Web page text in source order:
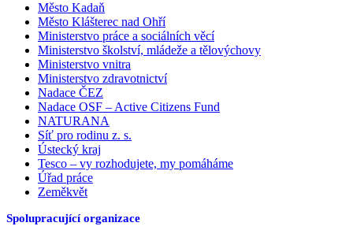
Město Kadaň
Město Klášterec nad Ohří
Ministerstvo práce a sociálních věcí
Ministerstvo školství, mládeže a tělovýchovy
Ministerstvo vnitra
Ministerstvo zdravotnictví
Nadace ČEZ
Nadace OSF – Active Citizens Fund
NATURANA
Síť pro rodinu z. s.
Ústecký kraj
Tesco – vy rozhodujete, my pomáháme
Úřad práce
Zeměkvět
Spolupracující organizace